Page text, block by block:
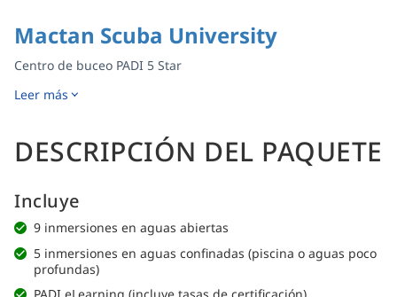
Mactan Scuba University
Centro de buceo PADI 5 Star
Leer más
DESCRIPCIÓN DEL PAQUETE
Incluye
9 inmersiones en aguas abiertas
5 inmersiones en aguas confinadas (piscina o aguas poco
profundas)
PADI eLearning (incluye tasas de certificación)